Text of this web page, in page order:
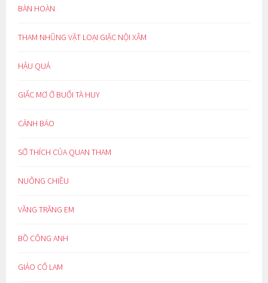
BÀN HOÀN
THAM NHŨNG VẶT LOẠI GIẶC NỘI XÂM
HẬU QUẢ
GIẤC MƠ Ở BUỔI TÀ HUY
CẢNH BÁO
SỞ THÍCH CỦA QUAN THAM
NUÔNG CHIỀU
VẦNG TRĂNG EM
BỒ CÔNG ANH
GIẢO CỔ LAM